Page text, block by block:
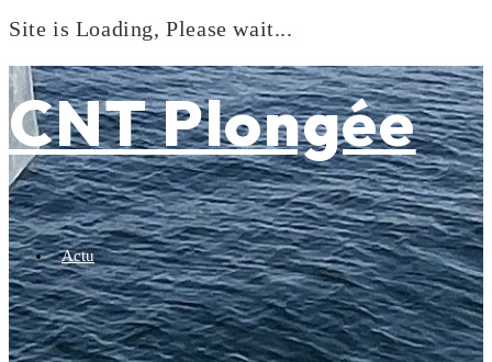
Site is Loading, Please wait...
to
content
CNT Plongée
Actu